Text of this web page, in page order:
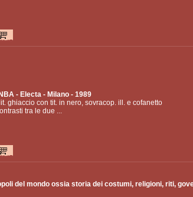
- Electa - Milano - 1989
ghiaccio con tit. in nero, sovracop. ill. e cofanetto
tra le due ...
del mondo ossia storia dei costumi, religioni, riti,